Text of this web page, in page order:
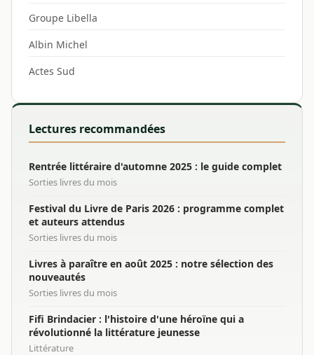
Groupe Libella
Albin Michel
Actes Sud
Lectures recommandées
Rentrée littéraire d'automne 2025 : le guide complet
Sorties livres du mois
Festival du Livre de Paris 2026 : programme complet
et auteurs attendus
Sorties livres du mois
Livres à paraître en août 2025 : notre sélection des
nouveautés
Sorties livres du mois
Fifi Brindacier : l'histoire d'une héroïne qui a
révolutionné la littérature jeunesse
Littérature